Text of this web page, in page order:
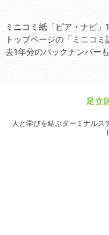
ミニコミ紙「ピア・ナビ」
トップページの「ミニコミ
去1年分のバックナンバー
人と学びを結ぶターミナルス